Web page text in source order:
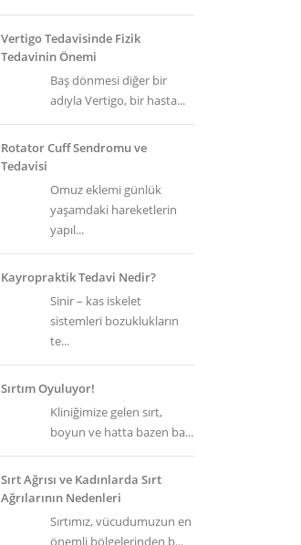
Vertigo Tedavisinde Fizik
Tedavinin Önemi
Baş dönmesi diğer bir
adıyla Vertigo, bir hasta...
Rotator Cuff Sendromu ve
Tedavisi
Omuz eklemi günlük
yaşamdaki hareketlerin
yapıl...
Kayropraktik Tedavi Nedir?
Sinir – kas iskelet
sistemleri bozuklukların
te...
Sırtım Oyuluyor!
Kliniğimize gelen sırt,
boyun ve hatta bazen ba...
Sırt Ağrısı ve Kadınlarda Sırt
Ağrılarının Nedenleri
Sırtımız, vücudumuzun en
önemli bölgelerinden b...